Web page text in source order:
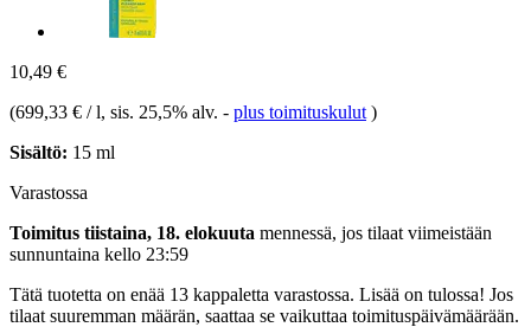
10,49 €
(699,33 € / l, sis. 25,5% alv. - plus toimituskulut )
Sisältö: 15 ml
Varastossa
Toimitus tiistaina, 18. elokuuta mennessä, jos tilaat viimeistään
sunnuntaina kello 23:59
Tätä tuotetta on enää 13 kappaletta varastossa. Lisää on tulossa! Jos
tilaat suuremman määrän, saattaa se vaikuttaa toimituspäivämäärään.